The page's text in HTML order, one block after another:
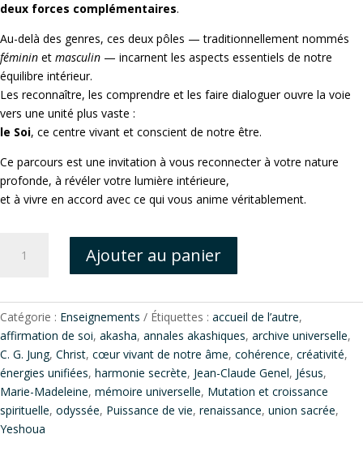
deux forces complémentaires.
Au-delà des genres, ces deux pôles — traditionnellement nommés
féminin et masculin — incarnent les aspects essentiels de notre
équilibre intérieur.
Les reconnaître, les comprendre et les faire dialoguer ouvre la voie
vers une unité plus vaste :
le Soi, ce centre vivant et conscient de notre être.
Ce parcours est une invitation à vous reconnecter à votre nature
profonde, à révéler votre lumière intérieure,
et à vivre en accord avec ce qui vous anime véritablement.
Vers
l'amour
du
Soi
Ajouter au panier
Catégorie : Enseignements Étiquettes : accueil de l’autre,
affirmation de soi, akasha, annales akashiques, archive universelle,
C. G. Jung, Christ, cœur vivant de notre âme, cohérence, créativité,
énergies unifiées, harmonie secrète, Jean-Claude Genel, Jésus,
Marie-Madeleine, mémoire universelle, Mutation et croissance
spirituelle, odyssée, Puissance de vie, renaissance, union sacrée,
Yeshoua